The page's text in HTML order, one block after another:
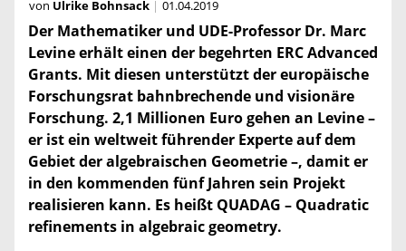
von Ulrike Bohnsack 01.04.2019
Der Mathematiker und UDE-Professor Dr. Marc
Levine erhält einen der begehrten ERC Advanced
Grants. Mit diesen unterstützt der europäische
Forschungsrat bahnbrechende und visionäre
Forschung. 2,1 Millionen Euro gehen an Levine –
er ist ein weltweit führender Experte auf dem
Gebiet der algebraischen Geometrie –, damit er
in den kommenden fünf Jahren sein Projekt
realisieren kann. Es heißt QUADAG – Quadratic
refinements in algebraic geometry.